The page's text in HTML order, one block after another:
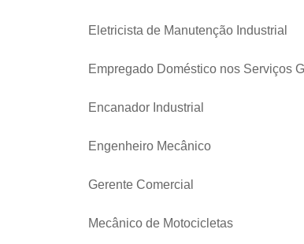
Eletricista de Manutenção Industrial
Empregado Doméstico nos Serviços
Encanador Industrial
Engenheiro Mecânico
Gerente Comercial
Mecânico de Motocicletas